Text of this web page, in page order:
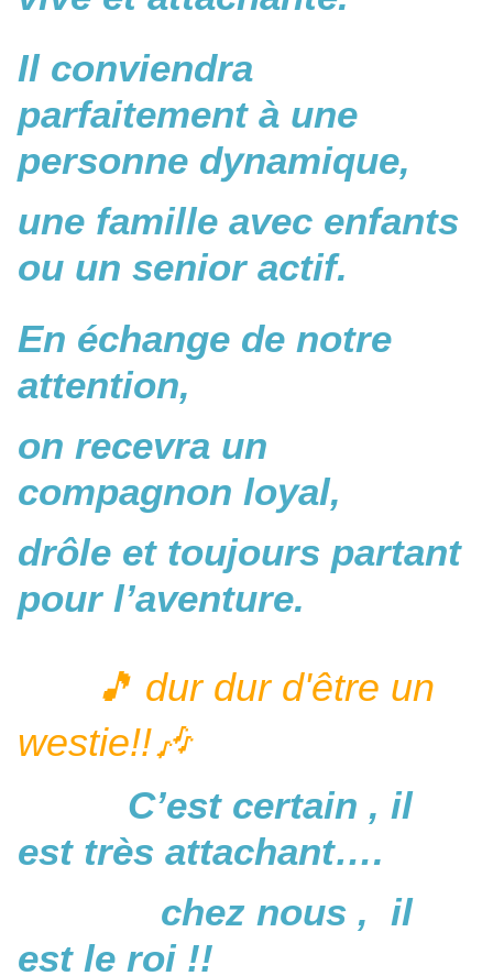
Il conviendra
parfaitement à une
personne dynamique,
une famille avec enfants
ou un senior actif.
En échange de notre
attention,
on recevra un
compagnon loyal,
drôle et toujours partant
pour l’aventure.
🎵 dur dur d'être un
westie!!🎶
C’est certain , il
est très attachant….
chez nous , il
est le roi !!